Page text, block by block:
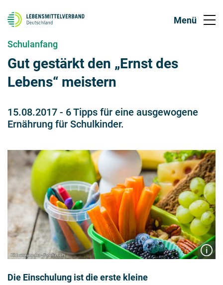
Schulanfang
Gut gestärkt den „Ernst des
Lebens“ meistern
15.08.2017 - 6 Tipps für eine ausgewogene
Ernährung für Schulkinder.
Die Einschulung ist die erste kleine